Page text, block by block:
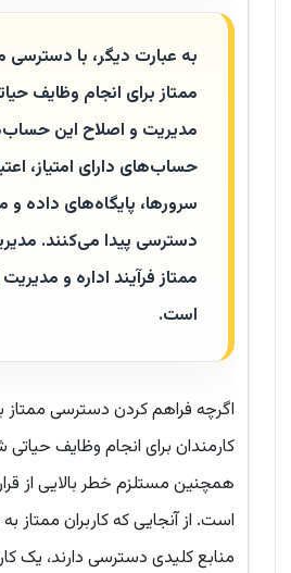
به عبارت دیگر، با دسترسی
ممتاز برای انجام وظایف
مدیریت و اصلاح این
حساب‌های دارای امتیاز،
سرورها، پایگاه‌های داده و
دسترسی پیدا می‌کنند.
ممتاز فرآیند اداره و
است.
اگرچه فراهم کردن دسترسی ممتاز
کارمندان برای انجام وظایف
همچنین مستلزم خطر بالایی از
است. از آنجایی که کاربران ممتاز
منابع کلیدی دسترسی دارند، یک